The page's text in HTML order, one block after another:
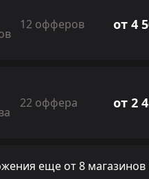
12 офферов от 4
22 оффера от 2
еще от 8 магазинов